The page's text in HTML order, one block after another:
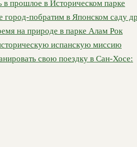
в прошлое в Историческом парке
город-побратим в Японском саду
на природе в парке Алам Рок
испанскую миссию
свою поездку в Сан-Хосе: